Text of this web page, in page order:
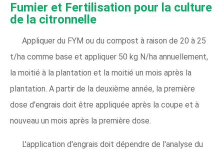
Fumier et Fertilisation pour la culture
de la citronnelle
Appliquer du FYM ou du compost à raison de 20 à 25
t/ha comme base et appliquer 50 kg N/ha annuellement,
la moitié à la plantation et la moitié un mois après la
plantation. A partir de la deuxième année, la première
dose d'engrais doit être appliquée après la coupe et à
nouveau un mois après la première dose.
L'application d'engrais doit dépendre de l'analyse du